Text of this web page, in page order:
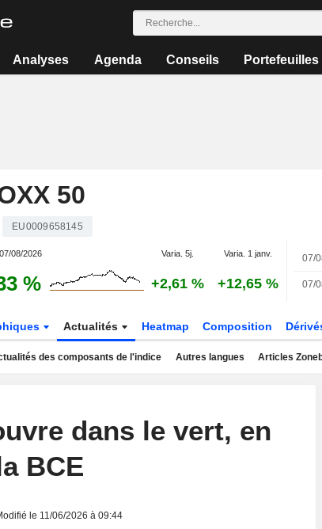
Analyses Agenda Conseils Portefeuilles
50
EU0009658145
08/2026 Varia. 5j. Varia. 1 janv.
% +2,61 % +12,65 %
07/
07/
Actualités Heatmap Composition
des composants de l'indice Autres langues Articles
dans le vert, en
BCE
le 11/06/2026 à 09:44